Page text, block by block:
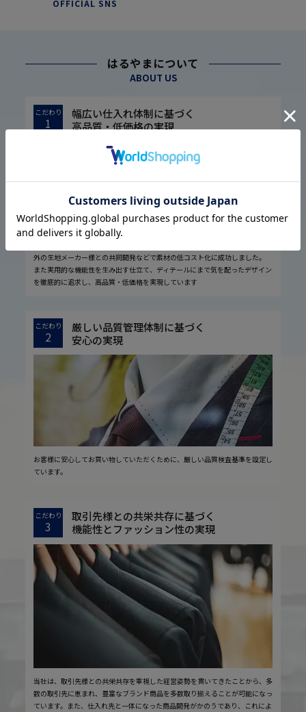
OFFICIAL SNS
はるやまについて
ABOUT US
こだわり
1
幅広い仕入れ体制に基づく
高品質・低価格の実現
外の生地メーカー様との共同開発などで素材の低コスト化に成功しました。
また実用的な機能性を生み出す仕立て、ディテールにまで気を配ったデザイン
を徹底的に追求し、高品質・低価格を実現しています
こだわり
2
厳しい品質管理体制に基づく
安心の実現
お客様に安心してお買い物していただくために、厳しい品質検査基準を設定し
ています。
こだわり
3
取引先様との共栄共存に基づく
機能性とファッション性の実現
当社は、取引先様との共栄共存を重視した経営姿勢を貫いてきたことから、多
数の取引先に恵まれ、豊富なブランド商品を多数取り揃えることが可能になっ
ています。また、仕入れ先と一体になった商品開発がかのうであり、これによ